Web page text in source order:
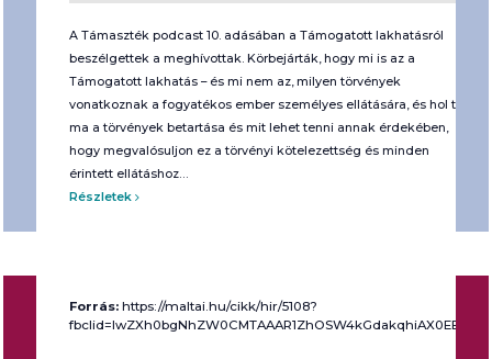
A Támaszték podcast 10. adásában a Támogatott lakhatásról
beszélgettek a meghívottak. Körbejárták, hogy mi is az a
Támogatott lakhatás – és mi nem az, milyen törvények
vonatkoznak a fogyatékos ember személyes ellátására, és hol tart
ma a törvények betartása és mit lehet tenni annak érdekében,
hogy megvalósuljon ez a törvényi kötelezettség és minden
érintett ellátáshoz…
Részletek
Forrás: https://maltai.hu/cikk/hir/5108?